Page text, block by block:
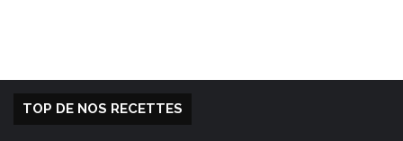
TOP DE NOS RECETTES